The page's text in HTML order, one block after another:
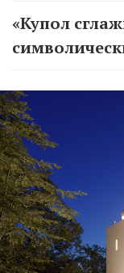
«Купол